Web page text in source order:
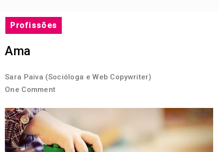
Profissões
Ama
Sara Paiva (Socióloga e Web Copywriter)
One Comment